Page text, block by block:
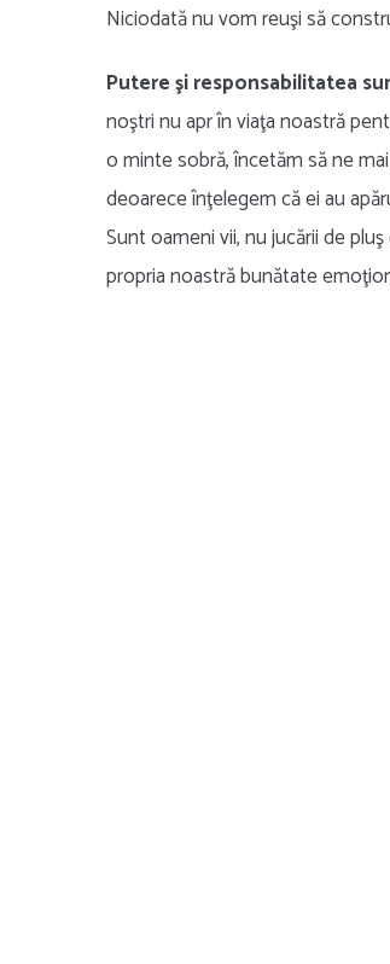
Niciodată nu vom reuşi să
Putere şi responsabilitatea
noştri nu apr în viaţa noastră
o minte sobră, încetăm să ne
deoarece înţelegem că ei au
Sunt oameni vii, nu jucării de
propria noastră bunătate